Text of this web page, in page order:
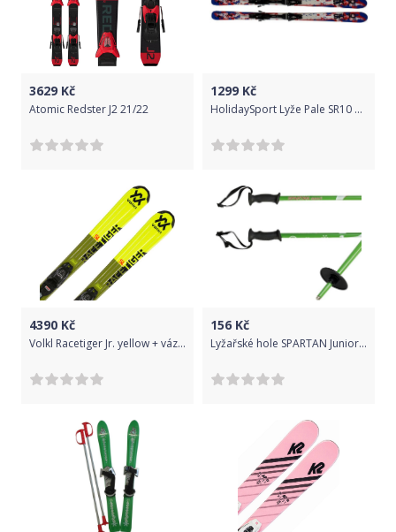
3629 Kč
Atomic Redster J2 21/22
1299 Kč
HolidaySport Lyže Pale SR10 Youth 160 cm bez vázání
4390 Kč
Volkl Racetiger Jr. yellow + vázání 4.5 VMotion Jr. 120
156 Kč
Lyžařské hole SPARTAN Junior - 100 cm